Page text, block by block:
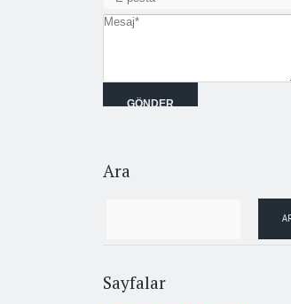
Ara
Sayfalar